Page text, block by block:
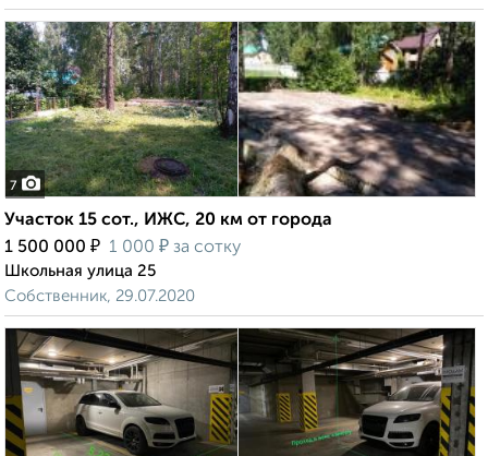
7
Участок 15 сот., ИЖС, 20 км от города
1 500 000 ₽ 1 000 ₽ за сотку
Школьная улица 25
Собственник, 29.07.2020